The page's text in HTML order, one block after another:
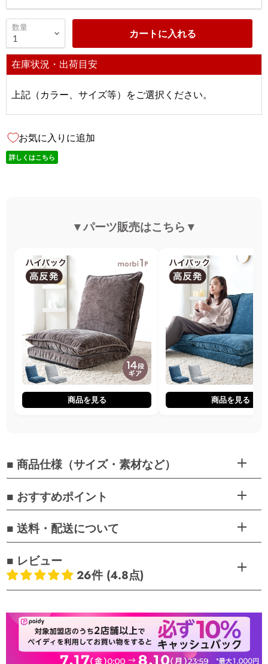
数量
カートに入れる
在庫状況・出荷目安
上記（カラー、サイズ等）をご選択ください。
お気に入りに追加
詳しくはこちら
▼パーツ販売はこちら▼
商品を見る 商品を見る
■ 商品仕様（サイズ・素材など）
■ おすすめポイント
■ 送料・配送について
■ レビュー
26件 (4.8点)
お客様のレビュー
5つ星中4.85つ星
レビュー数 26 件